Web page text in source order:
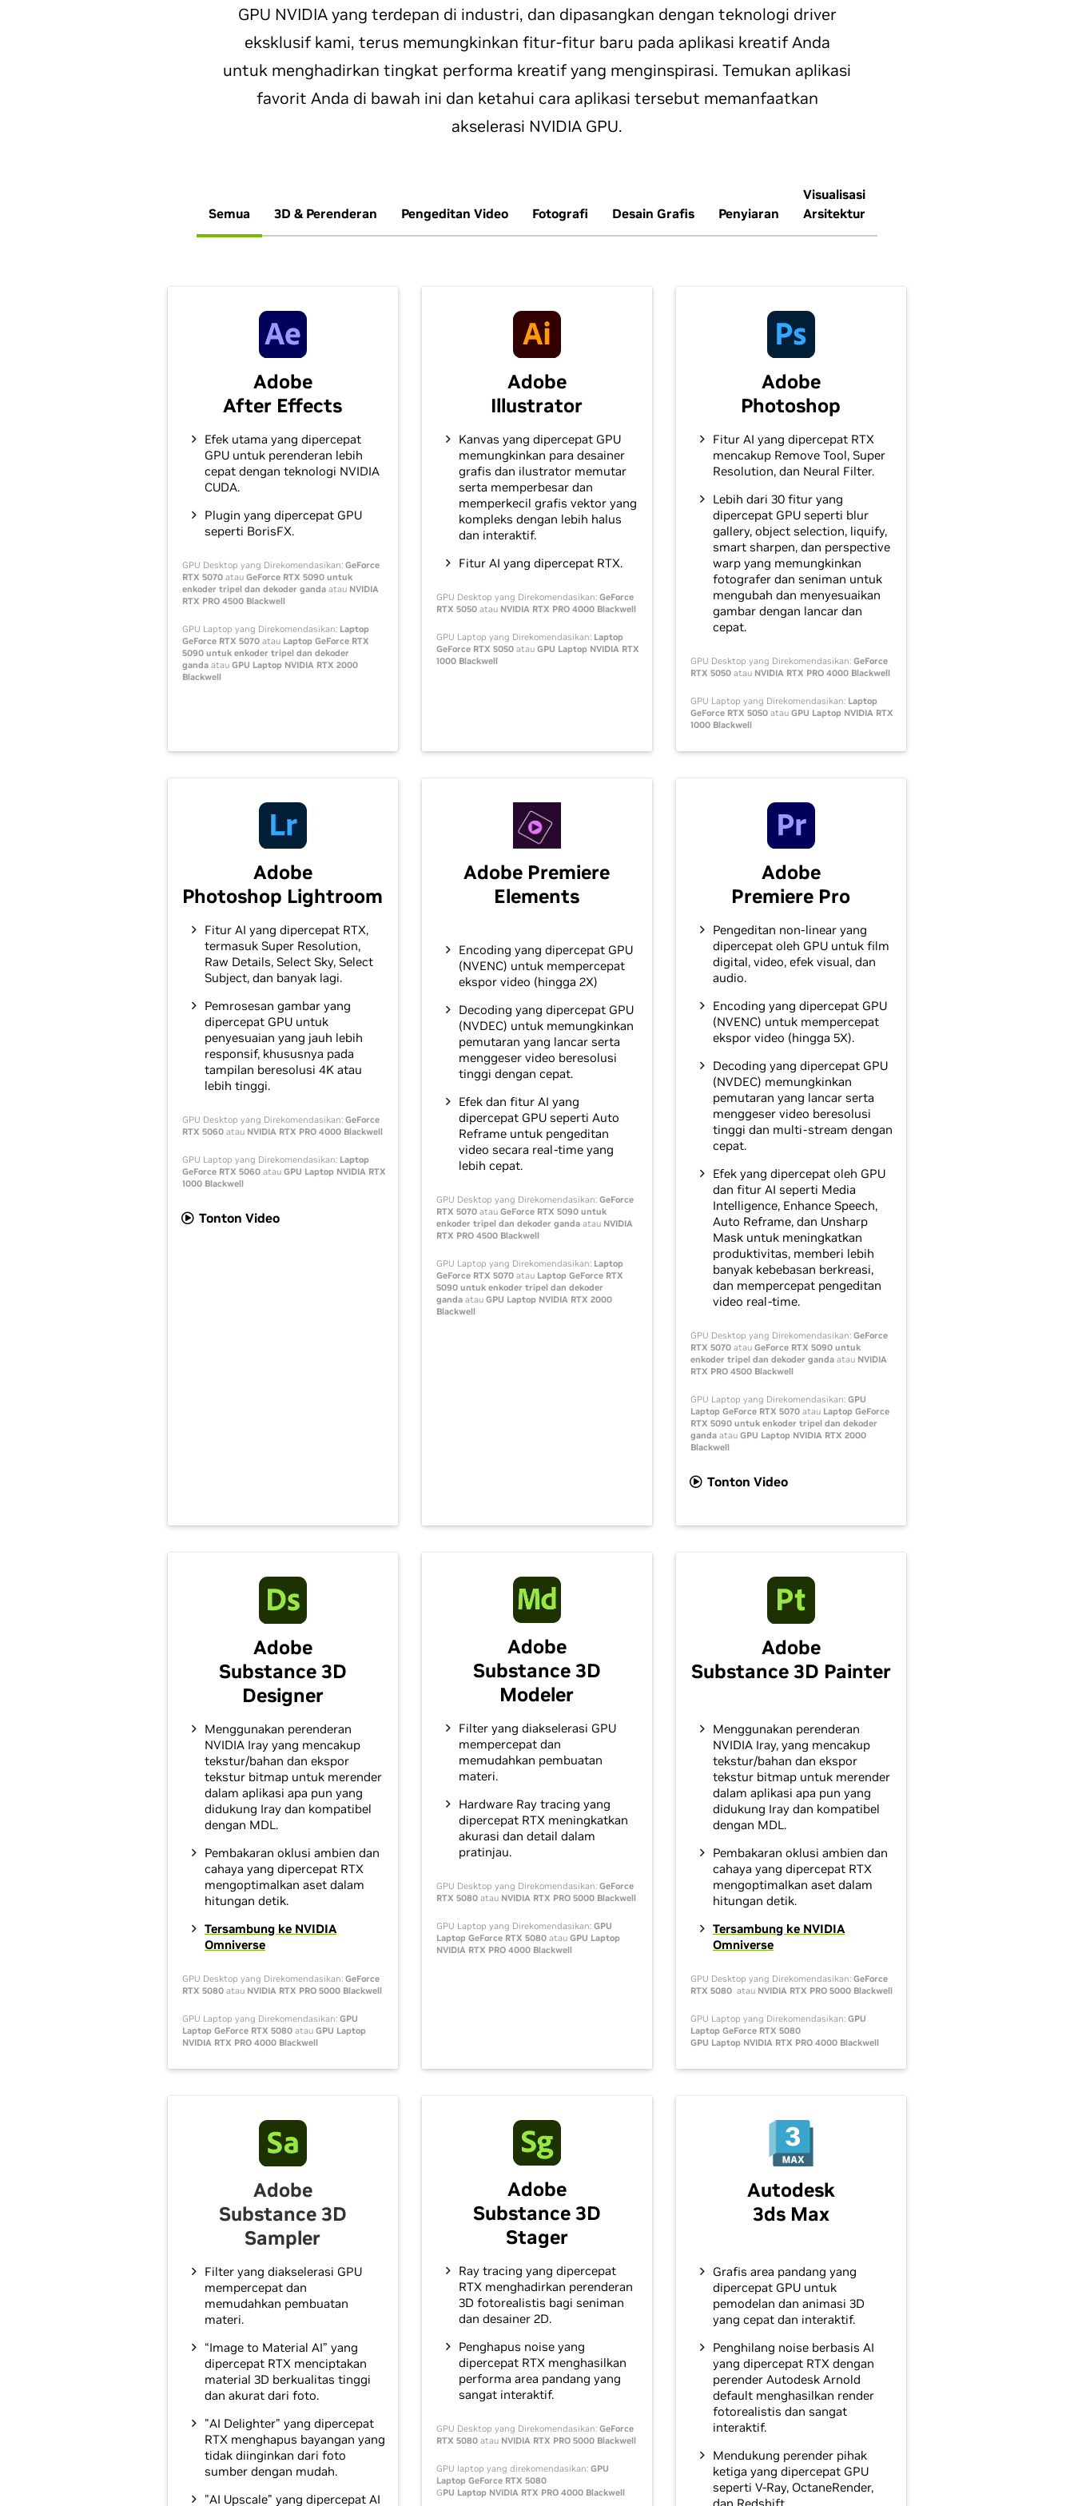
GPU NVIDIA yang terdepan di industri, dan dipasangkan dengan teknologi driver
eksklusif kami, terus memungkinkan fitur-fitur baru pada aplikasi kreatif Anda
untuk menghadirkan tingkat performa kreatif yang menginspirasi. Temukan aplikasi
favorit Anda di bawah ini dan ketahui cara aplikasi tersebut memanfaatkan
akselerasi NVIDIA GPU.
Semua 3D & Perenderan Pengeditan Video Fotografi Desain Grafis Penyiaran
Visualisasi
Arsitektur
Adobe
After Effects
Efek utama yang dipercepat
GPU untuk perenderan lebih
cepat dengan teknologi NVIDIA
CUDA.
Plugin yang dipercepat GPU
seperti BorisFX.
GPU Desktop yang Direkomendasikan: GeForce
RTX 5070 atau GeForce RTX 5090 untuk
enkoder tripel dan dekoder ganda atau NVIDIA
RTX PRO 4500 Blackwell
GPU Laptop yang Direkomendasikan: Laptop
GeForce RTX 5070 atau Laptop GeForce RTX
5090 untuk enkoder tripel dan dekoder
ganda atau GPU Laptop NVIDIA RTX 2000
Blackwell
Adobe
Illustrator
Kanvas yang dipercepat GPU
memungkinkan para desainer
grafis dan ilustrator memutar
serta memperbesar dan
memperkecil grafis vektor yang
kompleks dengan lebih halus
dan interaktif.
Fitur AI yang dipercepat RTX.
GPU Desktop yang Direkomendasikan: GeForce
RTX 5050 atau NVIDIA RTX PRO 4000 Blackwell
GPU Laptop yang Direkomendasikan: Laptop
GeForce RTX 5050 atau GPU Laptop NVIDIA RTX
1000 Blackwell
Adobe
Photoshop
Fitur AI yang dipercepat RTX
mencakup Remove Tool, Super
Resolution, dan Neural Filter.
Lebih dari 30 fitur yang
dipercepat GPU seperti blur
gallery, object selection, liquify,
smart sharpen, dan perspective
warp yang memungkinkan
fotografer dan seniman untuk
mengubah dan menyesuaikan
gambar dengan lancar dan
cepat.
GPU Desktop yang Direkomendasikan: GeForce
RTX 5050 atau NVIDIA RTX PRO 4000 Blackwell
GPU Laptop yang Direkomendasikan: Laptop
GeForce RTX 5050 atau GPU Laptop NVIDIA RTX
1000 Blackwell
Adobe
Photoshop Lightroom
Fitur AI yang dipercepat RTX,
termasuk Super Resolution,
Raw Details, Select Sky, Select
Subject, dan banyak lagi.
Pemrosesan gambar yang
dipercepat GPU untuk
penyesuaian yang jauh lebih
responsif, khususnya pada
tampilan beresolusi 4K atau
lebih tinggi.
GPU Desktop yang Direkomendasikan: GeForce
RTX 5060 atau NVIDIA RTX PRO 4000 Blackwell
GPU Laptop yang Direkomendasikan: Laptop
GeForce RTX 5060 atau GPU Laptop NVIDIA RTX
1000 Blackwell
Tonton Video
Adobe Premiere
Elements
Encoding yang dipercepat GPU
(NVENC) untuk mempercepat
ekspor video (hingga 2X)
Decoding yang dipercepat GPU
(NVDEC) untuk memungkinkan
pemutaran yang lancar serta
menggeser video beresolusi
tinggi dengan cepat.
Efek dan fitur AI yang
dipercepat GPU seperti Auto
Reframe untuk pengeditan
video secara real-time yang
lebih cepat.
GPU Desktop yang Direkomendasikan: GeForce
RTX 5070atau GeForce RTX 5090 untuk
enkoder tripel dan dekoder gandaatau NVIDIA
RTX PRO 4500 Blackwell
GPU Laptop yang Direkomendasikan: Laptop
GeForce RTX 5070atau Laptop GeForce RTX
5090 untuk enkoder tripel dan dekoder
gandaatau GPU Laptop NVIDIA RTX 2000
Blackwell
Adobe
Premiere Pro
Pengeditan non-linear yang
dipercepat oleh GPU untuk film
digital, video, efek visual, dan
audio.
Encoding yang dipercepat GPU
(NVENC) untuk mempercepat
ekspor video (hingga 5X).
Decoding yang dipercepat GPU
(NVDEC) memungkinkan
pemutaran yang lancar serta
menggeser video beresolusi
tinggi dan multi-stream dengan
cepat.
Efek yang dipercepat oleh GPU
dan fitur AI seperti Media
Intelligence, Enhance Speech,
Auto Reframe, dan Unsharp
Mask untuk meningkatkan
produktivitas, memberi lebih
banyak kebebasan berkreasi,
dan mempercepat pengeditan
video real-time.
GPU Desktop yang Direkomendasikan: GeForce
RTX 5070atau GeForce RTX 5090 untuk
enkoder tripel dan dekoder gandaatau NVIDIA
RTX PRO 4500 Blackwell
GPU Laptop yang Direkomendasikan: GPU
Laptop GeForce RTX 5070atau Laptop GeForce
RTX 5090 untuk enkoder tripel dan dekoder
gandaatau GPU Laptop NVIDIA RTX 2000
Blackwell
Tonton Video
Adobe
Substance 3D
Designer
Menggunakan perenderan
NVIDIA Iray yang mencakup
tekstur/bahan dan ekspor
tekstur bitmap untuk merender
dalam aplikasi apa pun yang
didukung Iray dan kompatibel
dengan MDL.
Pembakaran oklusi ambien dan
cahaya yang dipercepat RTX
mengoptimalkan aset dalam
hitungan detik.
Tersambung ke NVIDIA
Omniverse
GPU Desktop yang Direkomendasikan: GeForce
RTX 5080 atau NVIDIA RTX PRO 5000 Blackwell
GPU Laptop yang Direkomendasikan: GPU
Laptop GeForce RTX 5080 atau GPU Laptop
NVIDIA RTX PRO 4000 Blackwell
Adobe
Substance 3D
Modeler
Filter yang diakselerasi GPU
mempercepat dan
memudahkan pembuatan
materi.
Hardware Ray tracing yang
dipercepat RTX meningkatkan
akurasi dan detail dalam
pratinjau.
GPU Desktop yang Direkomendasikan: GeForce
RTX 5080atau NVIDIA RTX PRO 5000 Blackwell
GPU Laptop yang Direkomendasikan: GPU
Laptop GeForce RTX 5080atau GPU Laptop
NVIDIA RTX PRO 4000 Blackwell
Adobe
Substance 3D Painter
Menggunakan perenderan
NVIDIA Iray, yang mencakup
tekstur/bahan dan ekspor
tekstur bitmap untuk merender
dalam aplikasi apa pun yang
didukung Iray dan kompatibel
dengan MDL.
Pembakaran oklusi ambien dan
cahaya yang dipercepat RTX
mengoptimalkan aset dalam
hitungan detik.
Tersambung ke NVIDIA
Omniverse
GPU Desktop yang Direkomendasikan: GeForce
RTX 5080 atau NVIDIA RTX PRO 5000 Blackwell
GPU Laptop yang Direkomendasikan: GPU
Laptop GeForce RTX 5080
GPU Laptop NVIDIA RTX PRO 4000 Blackwell
Adobe
Substance 3D
Sampler
Filter yang diakselerasi GPU
mempercepat dan
memudahkan pembuatan
materi.
“Image to Material AI” yang
dipercepat RTX menciptakan
material 3D berkualitas tinggi
dan akurat dari foto.
"AI Delighter" yang dipercepat
RTX menghapus bayangan yang
tidak diinginkan dari foto
sumber dengan mudah.
"AI Upscale" yang dipercepat AI
Adobe
Substance 3D
Stager
Ray tracing yang dipercepat
RTX menghadirkan perenderan
3D fotorealistis bagi seniman
dan desainer 2D.
Penghapus noise yang
dipercepat RTX menghasilkan
performa area pandang yang
sangat interaktif.
GPU Desktop yang Direkomendasikan: GeForce
RTX 5080 atau NVIDIA RTX PRO 5000 Blackwell
GPU laptop yang direkomendasikan: GPU
Laptop GeForce RTX 5080
GPU Laptop NVIDIA RTX PRO 4000 Blackwell
Autodesk
3ds Max
Grafis area pandang yang
dipercepat GPU untuk
pemodelan dan animasi 3D
yang cepat dan interaktif.
Penghilang noise berbasis AI
yang dipercepat RTX dengan
perender Autodesk Arnold
default menghasilkan render
fotorealistis dan sangat
interaktif.
Mendukung perender pihak
ketiga yang dipercepat GPU
seperti V-Ray, OctaneRender,